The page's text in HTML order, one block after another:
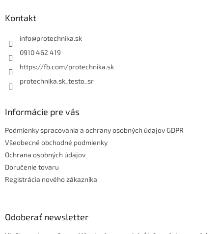
v
s
Kontakt
info@protechnika.sk
0910 462 419
https://fb.com/protechnika.sk
protechnika.sk_testo_sr
Informácie pre vás
Podmienky spracovania a ochrany osobných údajov GDPR
Všeobecné obchodné podmienky
Ochrana osobných údajov
Doručenie tovaru
Registrácia nového zákazníka
Odoberať newsletter